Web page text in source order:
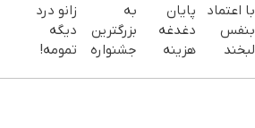
با اعتماد
بنفس
لبخند
پایان
دغدغه
هزینه
به
بزرگترین
جشنواره
زانو درد
دیگه
تمومه!